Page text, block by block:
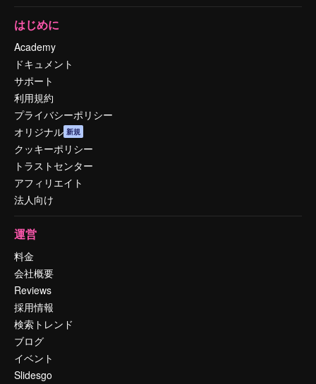
はじめに
Academy
ドキュメント
サポート
利用規約
プライバシーポリシー
オリジナル 新規
クッキーポリシー
トラストセンター
アフィリエイト
法人向け
運営
料金
会社概要
Reviews
採用情報
検索トレンド
ブログ
イベント
Slidesgo